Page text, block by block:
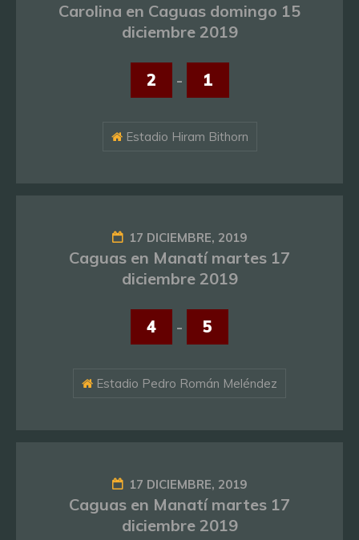
Carolina en Caguas domingo 15
diciembre 2019
2 - 1
Estadio Hiram Bithorn
17 DICIEMBRE, 2019
Caguas en Manatí martes 17
diciembre 2019
4 - 5
Estadio Pedro Román Meléndez
17 DICIEMBRE, 2019
Caguas en Manatí martes 17
diciembre 2019